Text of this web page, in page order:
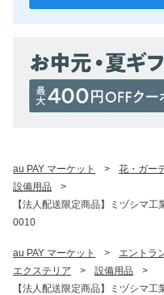
au PAY マーケット > 花・ガー
設備用品
>
【法人配送限定商品】ミヅシマ
0010
au PAY マーケット > エントラ
エクステリア
> 設備用品
>
【法人配送限定商品】ミヅシマ